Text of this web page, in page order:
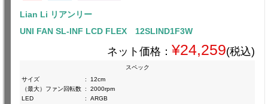
Lian Li リアンリー
UNI FAN SL-INF LCD FLEX 12SLIND1F3W
ネット価格： ¥24,259(税込)
スペック
サイズ
:
12cm
（最大）ファン回転数 :
2000rpm
LED
:
ARGB